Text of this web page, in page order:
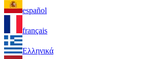
español
français
Ελληνικά